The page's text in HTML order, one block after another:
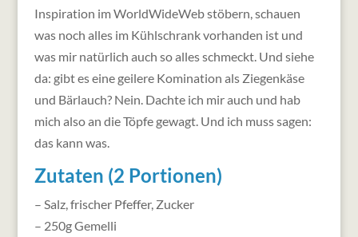
Inspiration im WorldWideWeb stöbern, schauen
was noch alles im Kühlschrank vorhanden ist und
was mir natürlich auch so alles schmeckt. Und siehe
da: gibt es eine geilere Komination als Ziegenkäse
und Bärlauch? Nein. Dachte ich mir auch und hab
mich also an die Töpfe gewagt. Und ich muss sagen:
das kann was.
Zutaten (2 Portionen)
– Salz, frischer Pfeffer, Zucker
– 250g Gemelli